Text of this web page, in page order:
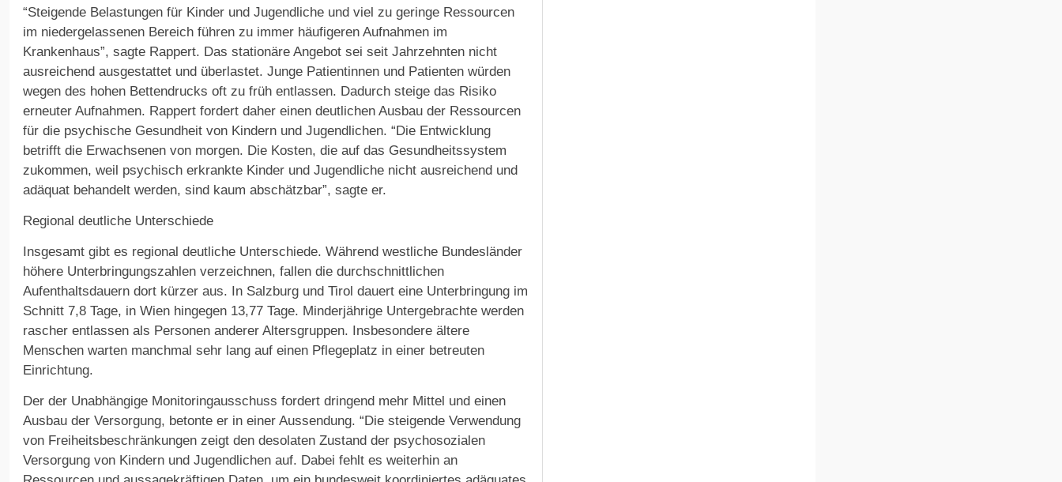
“Steigende Belastungen für Kinder und Jugendliche und viel zu geringe Ressourcen
im niedergelassenen Bereich führen zu immer häufigeren Aufnahmen im
Krankenhaus”, sagte Rappert. Das stationäre Angebot sei seit Jahrzehnten nicht
ausreichend ausgestattet und überlastet. Junge Patientinnen und Patienten würden
wegen des hohen Bettendrucks oft zu früh entlassen. Dadurch steige das Risiko
erneuter Aufnahmen. Rappert fordert daher einen deutlichen Ausbau der Ressourcen
für die psychische Gesundheit von Kindern und Jugendlichen. “Die Entwicklung
betrifft die Erwachsenen von morgen. Die Kosten, die auf das Gesundheitssystem
zukommen, weil psychisch erkrankte Kinder und Jugendliche nicht ausreichend und
adäquat behandelt werden, sind kaum abschätzbar”, sagte er.
Regional deutliche Unterschiede
Insgesamt gibt es regional deutliche Unterschiede. Während westliche Bundesländer
höhere Unterbringungszahlen verzeichnen, fallen die durchschnittlichen
Aufenthaltsdauern dort kürzer aus. In Salzburg und Tirol dauert eine Unterbringung im
Schnitt 7,8 Tage, in Wien hingegen 13,77 Tage. Minderjährige Untergebrachte werden
rascher entlassen als Personen anderer Altersgruppen. Insbesondere ältere
Menschen warten manchmal sehr lang auf einen Pflegeplatz in einer betreuten
Einrichtung.
Der der Unabhängige Monitoringausschuss fordert dringend mehr Mittel und einen
Ausbau der Versorgung, betonte er in einer Aussendung. “Die steigende Verwendung
von Freiheitsbeschränkungen zeigt den desolaten Zustand der psychosozialen
Versorgung von Kindern und Jugendlichen auf. Dabei fehlt es weiterhin an